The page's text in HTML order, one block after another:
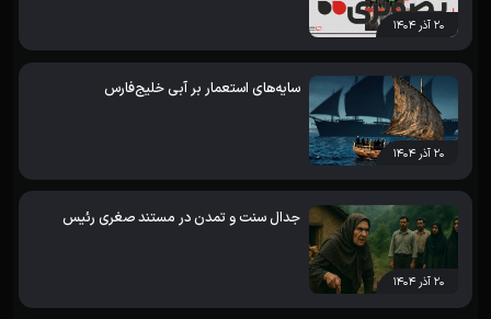
۲۰ آذر ۱۴۰۴
۲۰ آذر ۱۴۰۴
سایه‌های استعمار بر آبی خلیج‌فارس
۲۰ آذر ۱۴۰۴
جدال سنت و تمدن در مستند صغری رئیس